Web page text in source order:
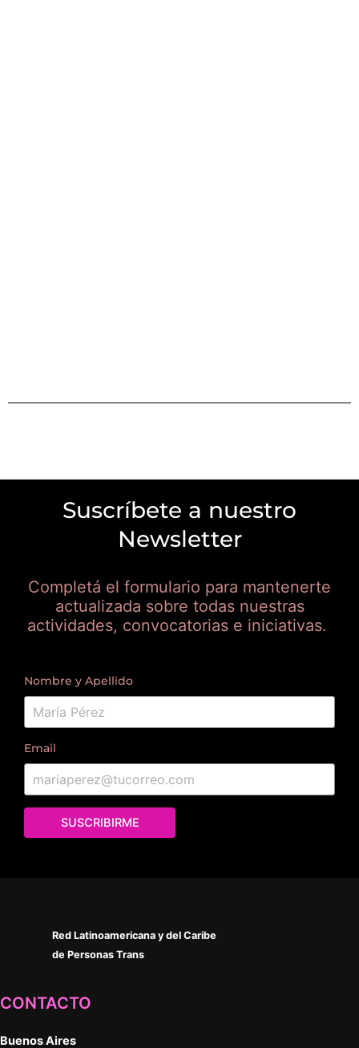
Suscríbete a nuestro
Newsletter
Completá el formulario para mantenerte
actualizada sobre todas nuestras
actividades, convocatorias e iniciativas.
Nombre y Apellido
Email
SUSCRIBIRME
Red Latinoamericana y del Caribe
de Personas Trans
CONTACTO
Buenos Aires